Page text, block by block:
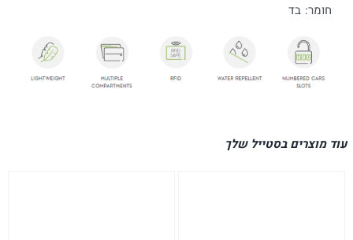
חומר: בד
עוד מוצרים בסטייל שלך